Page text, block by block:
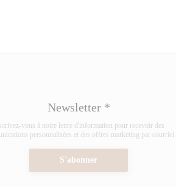
Newsletter *
vous à notre lettre d'information pour recevoir des
personnalisées et des offres marketing par courriel.
S'abonner